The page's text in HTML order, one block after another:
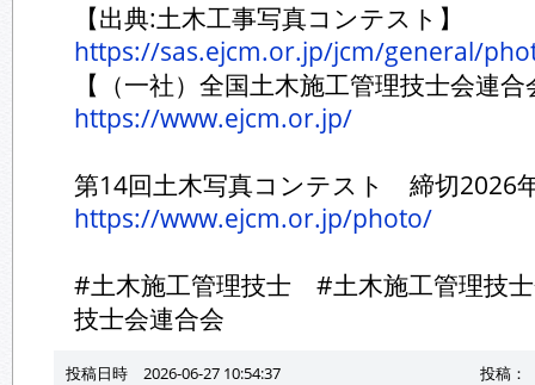
【出典:土木工事写真コンテスト】
https://sas.ejcm.or.jp/jcm/general/
【（一社）全国土木施工管理技士会連
https://www.ejcm.or.jp/
第14回土木写真コンテスト 締切2026
https://www.ejcm.or.jp/photo/
#土木施工管理技士 #土木施工管理技
技士会連合会
投稿日時 2026-06-27 10:54:37 投稿：